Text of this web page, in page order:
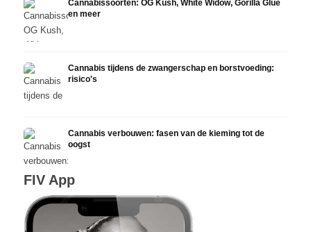
Cannabissoorten: OG Kush, White Widow, Gorilla Glue
en meer
Cannabis tijdens de zwangerschap en borstvoeding:
risico's
Cannabis verbouwen: fasen van de kieming tot de
oogst
FIV App